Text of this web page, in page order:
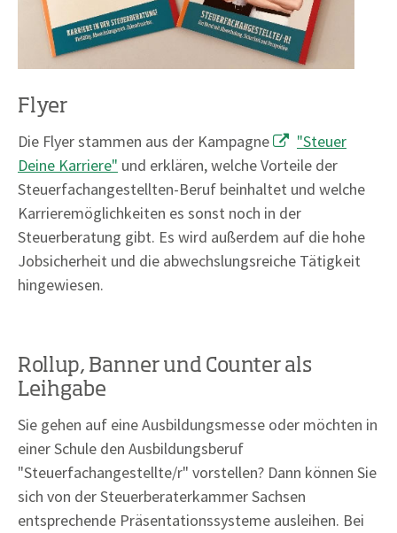
Flyer
Die Flyer stammen aus der Kampagne
"Steuer
Deine Karriere" und erklären, welche Vorteile der
Steuerfachangestellten-Beruf beinhaltet und welche
Karrieremöglichkeiten es sonst noch in der
Steuerberatung gibt. Es wird außerdem auf die hohe
Jobsicherheit und die abwechslungsreiche Tätigkeit
hingewiesen.
Rollup, Banner und Counter als
Leihgabe
Sie gehen auf eine Ausbildungsmesse oder möchten in
einer Schule den Ausbildungsberuf
"Steuerfachangestellte/r" vorstellen? Dann können Sie
sich von der Steuerberaterkammer Sachsen
entsprechende Präsentationssysteme ausleihen. Bei